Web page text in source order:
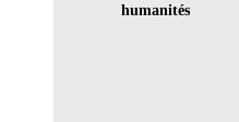
humanités